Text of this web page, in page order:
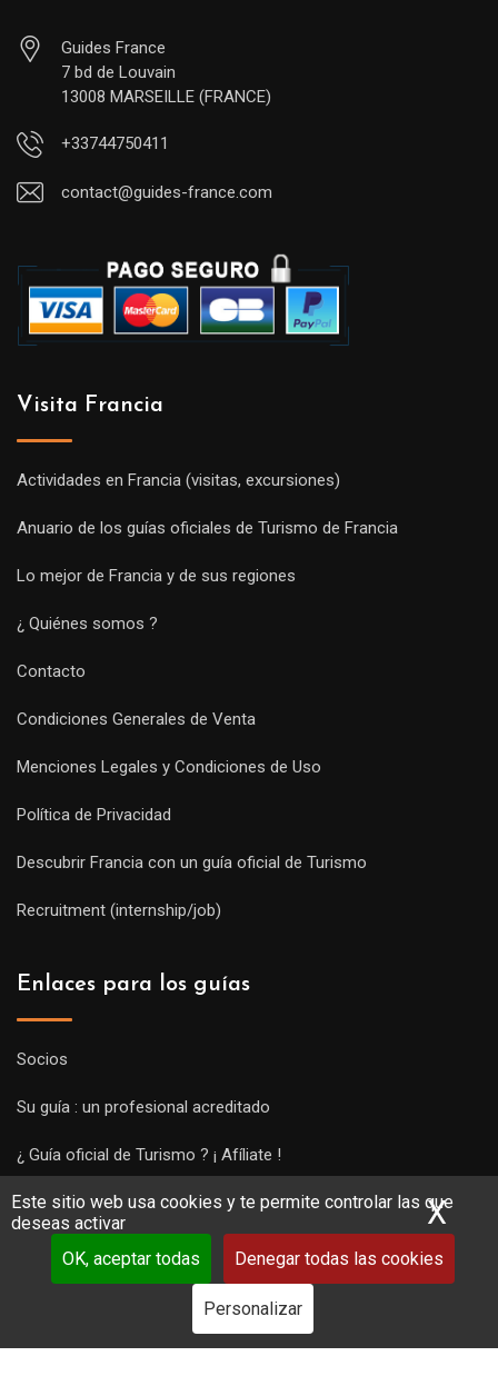
Este sitio web usa cookies y te permite controlar las que
deseas activar
OK, aceptar todas
Denegar todas las cookies
Personalizar
X
Guides France
7 bd de Louvain
13008 MARSEILLE (FRANCE)
+33744750411
contact@guides-france.com
Visita Francia
Actividades en Francia (visitas, excursiones)
Anuario de los guías oficiales de Turismo de Francia
Lo mejor de Francia y de sus regiones
¿ Quiénes somos ?
Contacto
Condiciones Generales de Venta
Menciones Legales y Condiciones de Uso
Política de Privacidad
Descubrir Francia con un guía oficial de Turismo
Recruitment (internship/job)
Enlaces para los guías
Socios
Su guía : un profesional acreditado
¿ Guía oficial de Turismo ? ¡ Afíliate !
Subir una visita y empezar a trabajar !